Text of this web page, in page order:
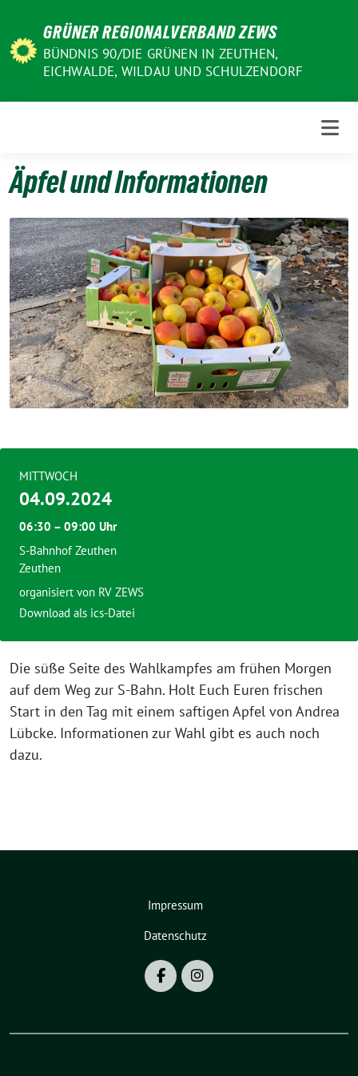
Inhalt
GRÜNER REGIONALVERBAND ZEWS
BÜNDNIS 90/DIE GRÜNEN IN ZEUTHEN,
EICHWALDE, WILDAU UND SCHULZENDORF
Äpfel und Informationen
Die süße Seite des Wahlkampfes am frühen Morgen
auf dem Weg zur S-Bahn. Holt Euch Euren frischen
Start in den Tag mit einem saftigen Apfel von Andrea
Lübcke. Informationen zur Wahl gibt es auch noch
dazu.
MITTWOCH
04.09.2024
06:30 – 09:00 Uhr
S-Bahnhof Zeuthen
Zeuthen
organisiert von RV ZEWS
Download als ics-Datei
Impressum
Datenschutz